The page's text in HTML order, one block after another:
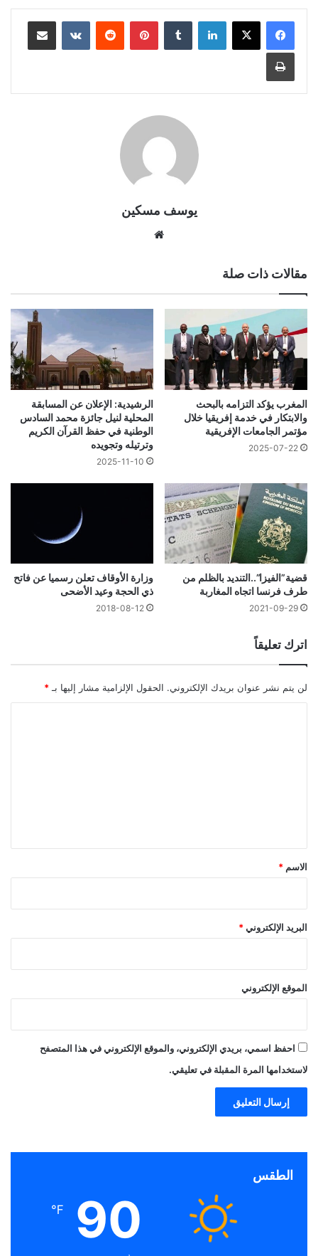
لينكدإن بينتيريست مشاركة عبر البريد
طباعة
يوسف مسكين
مقالات ذات صلة
المغرب يؤكد التزامه بالبحث
والابتكار في خدمة إفريقيا خلال
مؤتمر الجامعات الإفريقية
2025-07-22
الرشيدية: الإعلان عن المسابقة
المحلية لنيل جائزة محمد السادس
الوطنية في حفظ القرآن الكريم
وترتيله وتجويده
2025-11-10
قضية”الفيزا”..التنديد بالظلم من
طرف فرنسا اتجاه المغاربة
2021-09-29
وزارة الأوقاف تعلن رسميا عن فاتح
ذي الحجة وعيد الأضحى
2018-08-12
اترك تعليقاً
لن يتم نشر عنوان بريدك الإلكتروني. الحقول الإلزامية مشار إليها بـ *
*
الاسم *
البريد الإلكتروني *
الموقع الإلكتروني
احفظ اسمي، بريدي الإلكتروني، والموقع الإلكتروني في هذا المتصفح
لاستخدامها المرة المقبلة في تعليقي.
الطقس
90
℉